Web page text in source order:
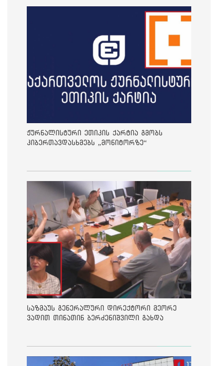
ჟურნალისტური ეთიკის ქარტია გმობს
კიბერთავდასხმებს „მონიტორზე“
საზმაუს გენერალური დირექტორი მეორე
ვადით თინათინ ბერძენიშვილი გახდა